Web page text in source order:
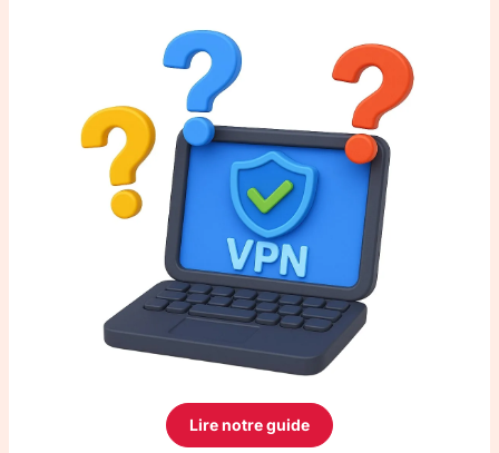
Lire notre guide